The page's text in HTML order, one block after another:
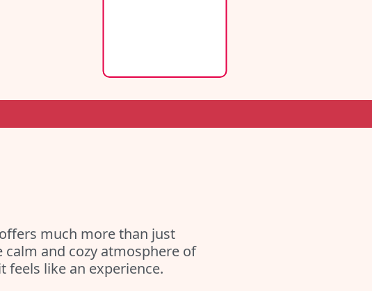
much more than just
calm and cozy atmosphere of
feels like an experience.